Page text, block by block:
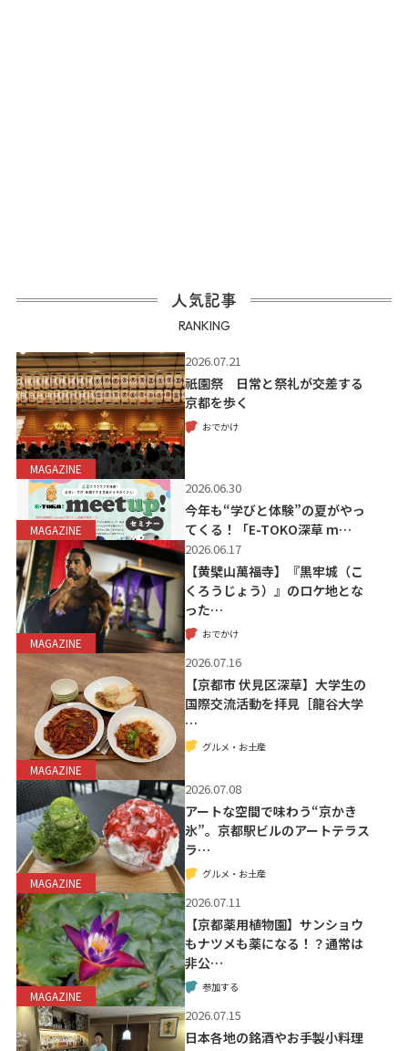
人気記事
RANKING
MAGAZINE
2026.07.21
祇園祭 日常と祭礼が交差する
京都を歩く
おでかけ
MAGAZINE
2026.06.30
今年も“学びと体験”の夏がやっ
てくる！「E-TOKO深草 m…
MAGAZINE
2026.06.17
【黄檗山萬福寺】『黒牢城（こ
くろうじょう）』のロケ地とな
った…
おでかけ
MAGAZINE
2026.07.16
【京都市 伏見区深草】大学生の
国際交流活動を拝見［龍谷大学
…
グルメ・お土産
MAGAZINE
2026.07.08
アートな空間で味わう“京かき
氷”。京都駅ビルのアートテラス
ラ…
グルメ・お土産
MAGAZINE
2026.07.11
【京都薬用植物園】サンショウ
もナツメも薬になる！？通常は
非公…
参加する
2026.07.15
日本各地の銘酒やお手製小料理